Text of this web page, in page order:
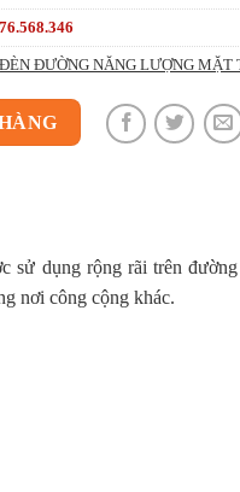
ĐÈN ĐƯỜNG NĂNG LƯỢNG MẶT
sử dụng rộng rãi trên
nơi công cộng khác.